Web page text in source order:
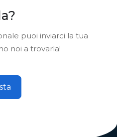
puoi inviarci la tua
noi a trovarla!